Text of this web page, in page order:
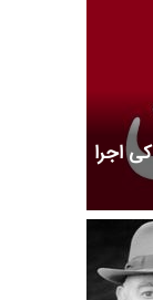
اجرا